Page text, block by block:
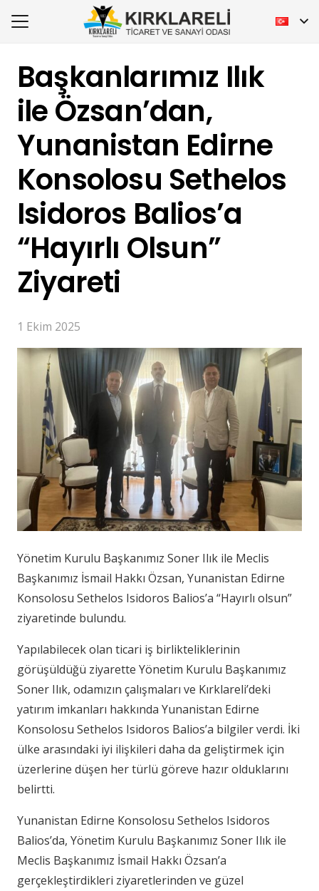
Başkanlarımız Ilık
ile Özsan’dan,
Yunanistan Edirne
Konsolosu Sethelos
Isidoros Balios’a
“Hayırlı Olsun”
Ziyareti
1 Ekim 2025
Yönetim Kurulu Başkanımız Soner Ilık ile Meclis
Başkanımız İsmail Hakkı Özsan, Yunanistan Edirne
Konsolosu Sethelos Isidoros Balios’a “Hayırlı olsun”
ziyaretinde bulundu.
Yapılabilecek olan ticari iş birlikteliklerinin
görüşüldüğü ziyarette Yönetim Kurulu Başkanımız
Soner Ilık, odamızın çalışmaları ve Kırklareli’deki
yatırım imkanları hakkında Yunanistan Edirne
Konsolosu Sethelos Isidoros Balios’a bilgiler verdi. İki
ülke arasındaki iyi ilişkileri daha da geliştirmek için
üzerlerine düşen her türlü göreve hazır olduklarını
belirtti.
Yunanistan Edirne Konsolosu Sethelos Isidoros
Balios’da, Yönetim Kurulu Başkanımız Soner Ilık ile
Meclis Başkanımız İsmail Hakkı Özsan’a
gerçekleştirdikleri ziyaretlerinden ve güzel